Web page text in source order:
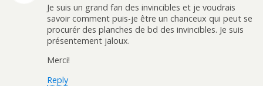
Je suis un grand fan des invincibles et je voudrais
savoir comment puis-je être un chanceux qui peut se
procurér des planches de bd des invincibles. Je suis
présentement jaloux.
Merci!
Reply